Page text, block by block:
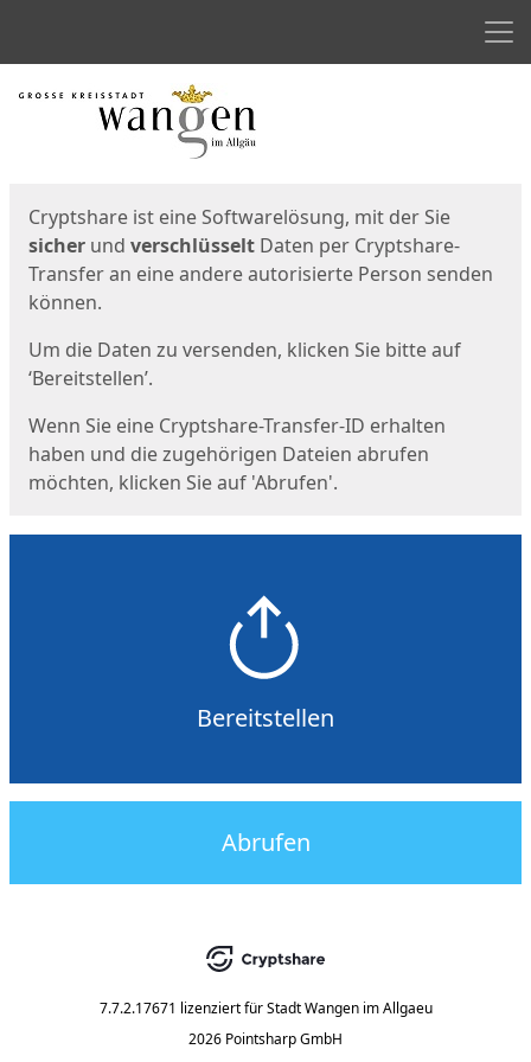
Start
Cryptshare ist eine Softwarelösung, mit der Sie
sicher und verschlüsselt Daten per Cryptshare-
Transfer an eine andere autorisierte Person senden
können.
Um die Daten zu versenden, klicken Sie bitte auf
‘Bereitstellen’.
Wenn Sie eine Cryptshare-Transfer-ID erhalten
haben und die zugehörigen Dateien abrufen
möchten, klicken Sie auf 'Abrufen'.
Bereitstellen
Abrufen
7.7.2.17671 lizenziert für Stadt Wangen im Allgaeu
2026 Pointsharp GmbH